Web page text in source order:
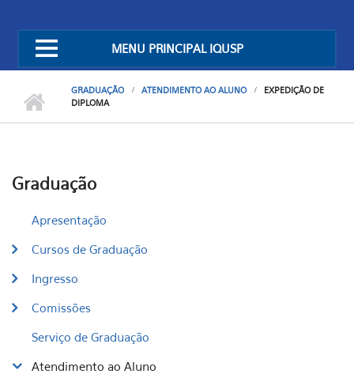
MENU PRINCIPAL IQUSP
GRADUAÇÃO ATENDIMENTO AO ALUNO
EXPEDIÇÃO DE
DIPLOMA
Graduação
Apresentação
Cursos de Graduação
Ingresso
Comissões
Serviço de Graduação
Atendimento ao Aluno